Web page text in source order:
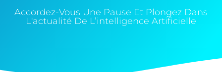
Accordez-Vous Une Pause Et Plongez Dans
L'actualité De L’intelligence Artificielle